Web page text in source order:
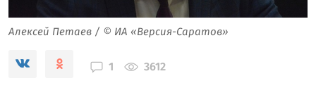
Алексей Петаев / © ИА «Версия-Саратов»
1 3612